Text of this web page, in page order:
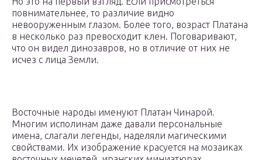
повнимательнее, то различие видно
невооруженным глазом. Более того, возраст Платана
в несколько раз превосходит клен. Поговаривают,
что он видел динозавров, но в отличие от них не
исчез с лица Земли.
Восточные народы именуют Платан Чинарой.
Многим исполинам даже давали персональные
имена, слагали легенды, наделяли магическими
свойствами. Их изображение красуется на мозаиках